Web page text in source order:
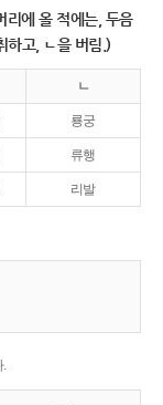
리에 올 적에는, 두음
하고, ㄴ을 버림.)
ㄴ
룡궁
류행
리발
.